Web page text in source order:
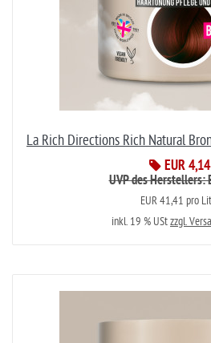
La Rich Directions Rich Natural
EUR 4,14
UVP des Herstellers:
EUR 41,41 pro
inkl. 19 % UStzzgl.